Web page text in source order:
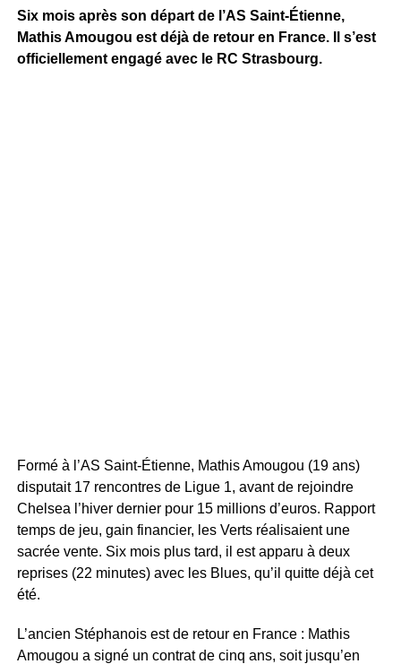
Six mois après son départ de l’AS Saint-Étienne,
Mathis Amougou est déjà de retour en France. Il s’est
officiellement engagé avec le RC Strasbourg.
Formé à l’AS Saint-Étienne, Mathis Amougou (19 ans)
disputait 17 rencontres de Ligue 1, avant de rejoindre
Chelsea l’hiver dernier pour 15 millions d’euros. Rapport
temps de jeu, gain financier, les Verts réalisaient une
sacrée vente. Six mois plus tard, il est apparu à deux
reprises (22 minutes) avec les Blues, qu’il quitte déjà cet
été.
L’ancien Stéphanois est de retour en France : Mathis
Amougou a signé un contrat de cinq ans, soit jusqu’en